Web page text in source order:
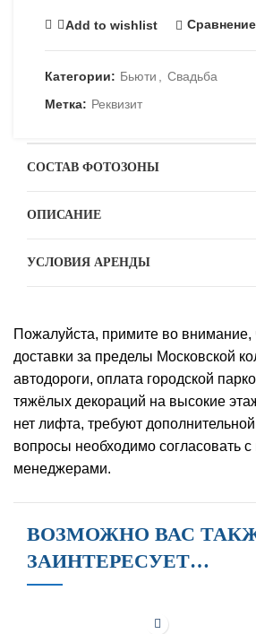
Add to wishlist Сравнение
Категории: Бьюти
Свадьба
Метка: Реквизит
СОСТАВ ФОТОЗОНЫ
ОПИСАНИЕ
УСЛОВИЯ АРЕНДЫ
Пожалуйста, примите во внимание,
доставки за пределы Московской
автодороги, оплата городской
тяжёлых декораций на высокие
нет лифта, требуют
вопросы необходимо согласовать
менеджерами.
ВОЗМОЖНО ВАС
ЗАИНТЕРЕСУЕТ…